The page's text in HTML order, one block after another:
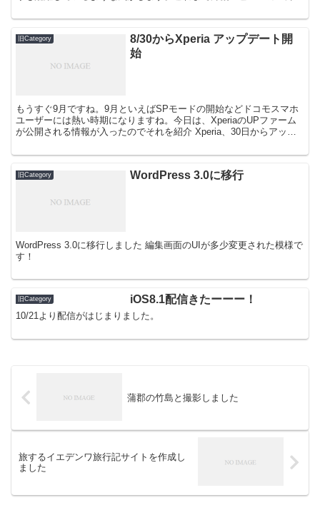
旧Category
8/30からXperia アップデート開
始
もうすぐ9月ですね。9月といえばSPモードの開始などドコモスマホ
ユーザーには熱い時期になりますね。今日は、XperiaのUPファーム
が公開される情報が入ったのでそれを紹介 Xperia、30日からアップ
旧Category WordPress 3.0に移行
WordPress 3.0に移行しました 編集画面のUIが多少変更された模様で
す！
旧Category iOS8.1配信きたーーー！
10/21より配信がはじまりました。
蒲郡の竹島と撮影しました
旅するイエデンワ旅行記サイトを作成し
ました